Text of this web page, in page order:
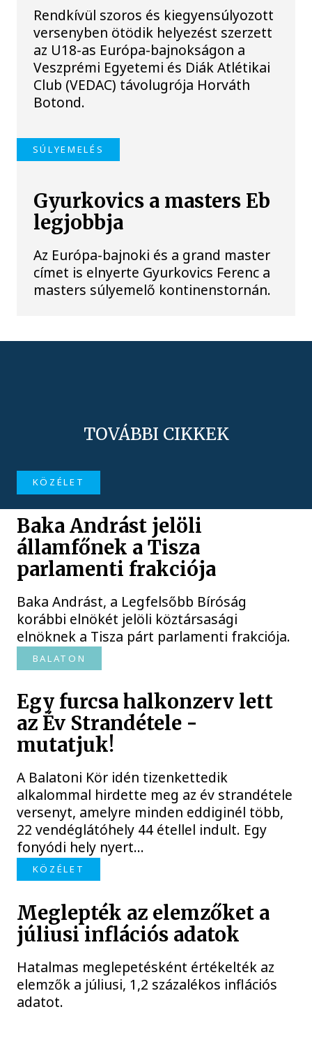
Rendkívül szoros és kiegyensúlyozott
versenyben ötödik helyezést szerzett
az U18-as Európa-bajnokságon a
Veszprémi Egyetemi és Diák Atlétikai
Club (VEDAC) távolugrója Horváth
Botond.
SÚLYEMELÉS
Gyurkovics a masters Eb
legjobbja
Az Európa-bajnoki és a grand master
címet is elnyerte Gyurkovics Ferenc a
masters súlyemelő kontinenstornán.
TOVÁBBI CIKKEK
KÖZÉLET
Baka Andrást jelöli
államfőnek a Tisza
parlamenti frakciója
Baka Andrást, a Legfelsőbb Bíróság
korábbi elnökét jelöli köztársasági
elnöknek a Tisza párt parlamenti frakciója.
BALATON
Egy furcsa halkonzerv lett
az Év Strandétele -
mutatjuk!
A Balatoni Kör idén tizenkettedik
alkalommal hirdette meg az év strandétele
versenyt, amelyre minden eddiginél több,
22 vendéglátóhely 44 étellel indult. Egy
fonyódi hely nyert...
KÖZÉLET
Meglepték az elemzőket a
júliusi inflációs adatok
Hatalmas meglepetésként értékelték az
elemzők a júliusi, 1,2 százalékos inflációs
adatot.